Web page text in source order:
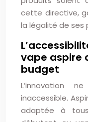
cette directive,
la légalité de ses
vape aspire
budget
L’innovation
inaccessible.
adaptée à